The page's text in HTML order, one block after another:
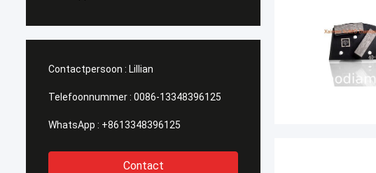
Contactpersoon : Lillian
Telefoonnummer : 0086-13348396125
WhatsApp : +8613348396125
Contact